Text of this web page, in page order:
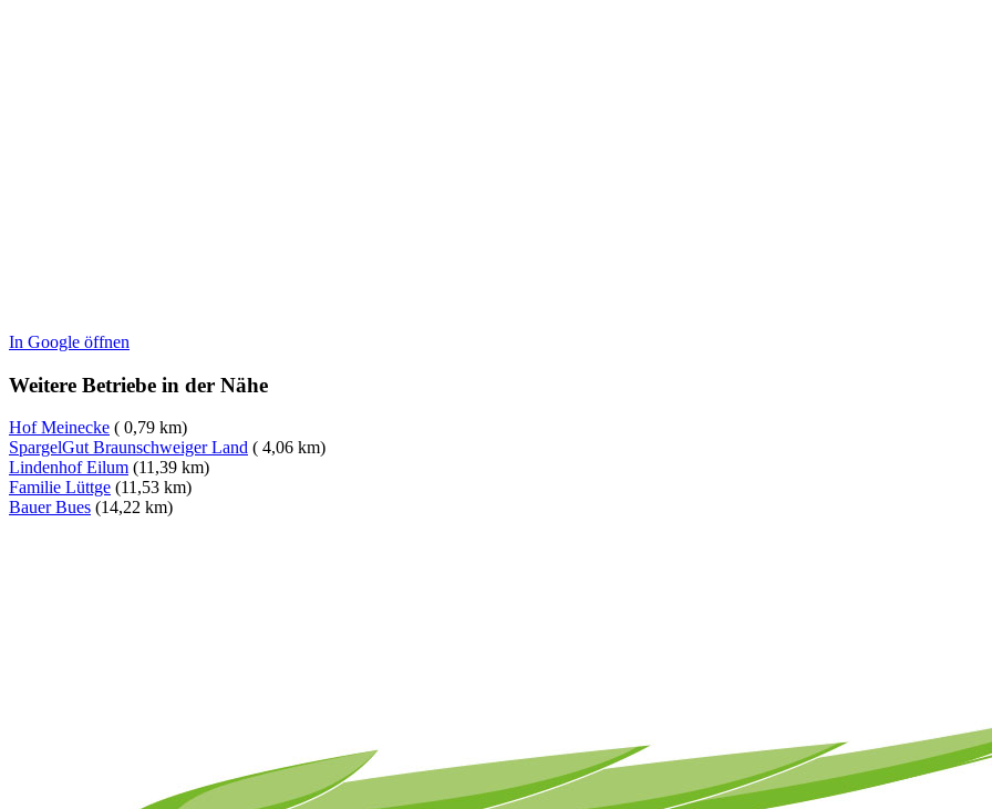
In Google öffnen
Weitere Betriebe in der Nähe
Hof Meinecke ( 0,79 km)
SpargelGut Braunschweiger Land ( 4,06 km)
Lindenhof Eilum (11,39 km)
Familie Lüttge (11,53 km)
Bauer Bues (14,22 km)